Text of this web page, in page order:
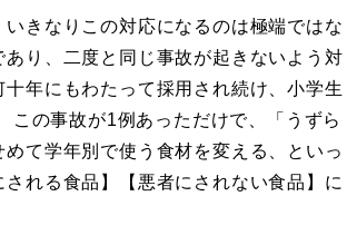
きなりこの対応になるのは極端ではな
り、二度と同じ事故が起きないよう対
年にもわたって採用され続け、小学生
の事故が1例あっただけで、「うずら
て学年別で使う食材を変える、といっ
れる食品】【悪者にされない食品】に